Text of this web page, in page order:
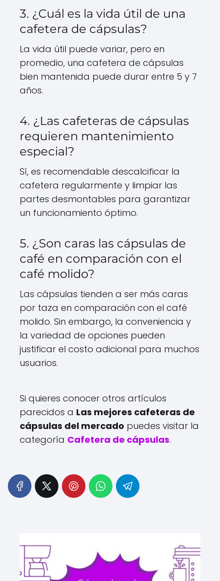
3. ¿Cuál es la vida útil de una
cafetera de cápsulas?
La vida útil puede variar, pero en
promedio, una cafetera de cápsulas
bien mantenida puede durar entre 5 y 7
años.
4. ¿Las cafeteras de cápsulas
requieren mantenimiento
especial?
Sí, es recomendable descalcificar la
cafetera regularmente y limpiar las
partes desmontables para garantizar
un funcionamiento óptimo.
5. ¿Son caras las cápsulas de
café en comparación con el
café molido?
Las cápsulas tienden a ser más caras
por taza en comparación con el café
molido. Sin embargo, la conveniencia y
la variedad de opciones pueden
justificar el costo adicional para muchos
usuarios.
Si quieres conocer otros artículos
parecidos a Las mejores cafeteras de
cápsulas del mercado puedes visitar la
categoría Cafetera de cápsulas.